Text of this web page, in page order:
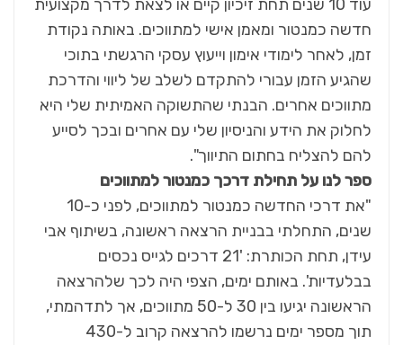
עוד 10 שנים תחת זיכיון קיים או לצאת לדרך מקצועית
חדשה כמנטור ומאמן אישי למתווכים. באותה נקודת
זמן, לאחר לימודי אימון וייעוץ עסקי הרגשתי בתוכי
שהגיע הזמן עבורי להתקדם לשלב של ליווי והדרכת
מתווכים אחרים. הבנתי שהתשוקה האמיתית שלי היא
לחלוק את הידע והניסיון שלי עם אחרים ובכך לסייע
להם להצליח בחתום התיווך".
ספר לנו על תחילת דרכך כמנטור למתווכים
"את דרכי החדשה כמנטור למתווכים, לפני כ-10
שנים, התחלתי בבניית הרצאה ראשונה, בשיתוף אבי
עידן, תחת הכותרת: '21 דרכים לגייס נכסים
בבלעדיות'. באותם ימים, הצפי היה לכך שלהרצאה
הראשונה יגיעו בין 30 ל-50 מתווכים, אך לתדהמתי,
תוך מספר ימים נרשמו להרצאה קרוב ל-430